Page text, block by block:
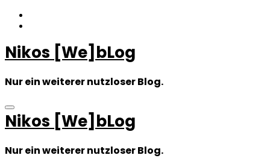
Zum
Inhalt
Nikos [We]bLog
Nur ein weiterer nutzloser Blog.
Nikos [We]bLog
Nur ein weiterer nutzloser Blog.